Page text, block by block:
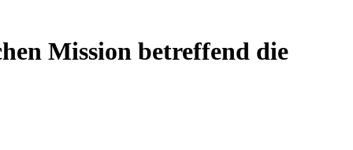
Mission betreffend die